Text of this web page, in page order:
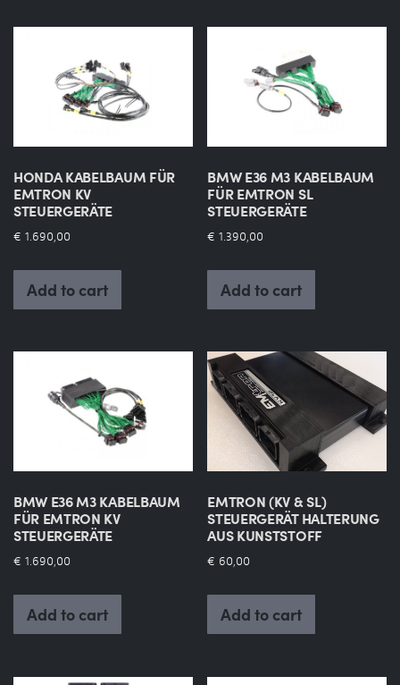
Shop
Appointment
HONDA KABELBAUM FÜR
EMTRON KV
STEUERGERÄTE
€ 1.690,00
Add to cart
BMW E36 M3 KABELBAUM
FÜR EMTRON SL
STEUERGERÄTE
€ 1.390,00
Add to cart
BMW E36 M3 KABELBAUM
FÜR EMTRON KV
STEUERGERÄTE
€ 1.690,00
Add to cart
EMTRON (KV & SL)
STEUERGERÄT HALTERUNG
AUS KUNSTSTOFF
€ 60,00
Add to cart